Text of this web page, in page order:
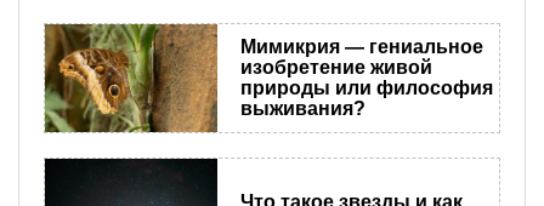
Мимикрия — гениальное
изобретение живой
природы или философия
выживания?